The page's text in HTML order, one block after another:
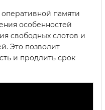
памяти
особенностей
свободных слотов и
Это позволит
и продлить срок